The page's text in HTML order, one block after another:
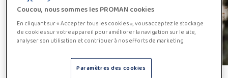
Coucou, nous sommes les PROMAN cookies
En cliquant sur « Accepter tous les cookies », vous acceptez le stockage
de cookies sur votre appareil pour améliorer la navigation sur le site,
analyser son utilisation et contribuer à nos efforts de marketing.
Paramètres des cookies